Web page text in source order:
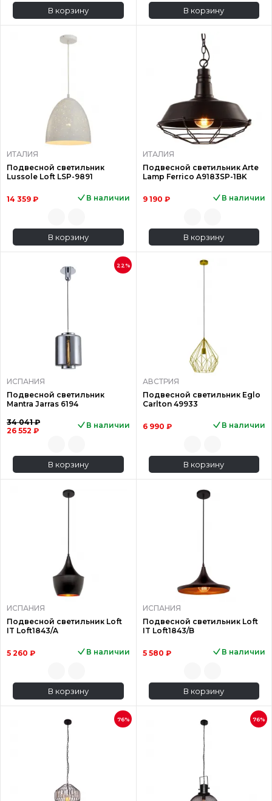
В корзину В корзину
ИТАЛИЯ
Подвесной светильник
Lussole Loft LSP-9891
14 359 ₽ В наличии
В корзину
ИТАЛИЯ
Подвесной светильник Arte
Lamp Ferrico A9183SP-1BK
9 190 ₽ В наличии
В корзину
22%
ИСПАНИЯ
Подвесной светильник
Mantra Jarras 6194
34 041 ₽
26 552 ₽
В наличии
В корзину
АВСТРИЯ
Подвесной светильник Eglo
Carlton 49933
6 990 ₽ В наличии
В корзину
ИСПАНИЯ
Подвесной светильник Loft
IT Loft1843/A
5 260 ₽ В наличии
В корзину
ИСПАНИЯ
Подвесной светильник Loft
IT Loft1843/B
5 580 ₽ В наличии
В корзину
76% 76%